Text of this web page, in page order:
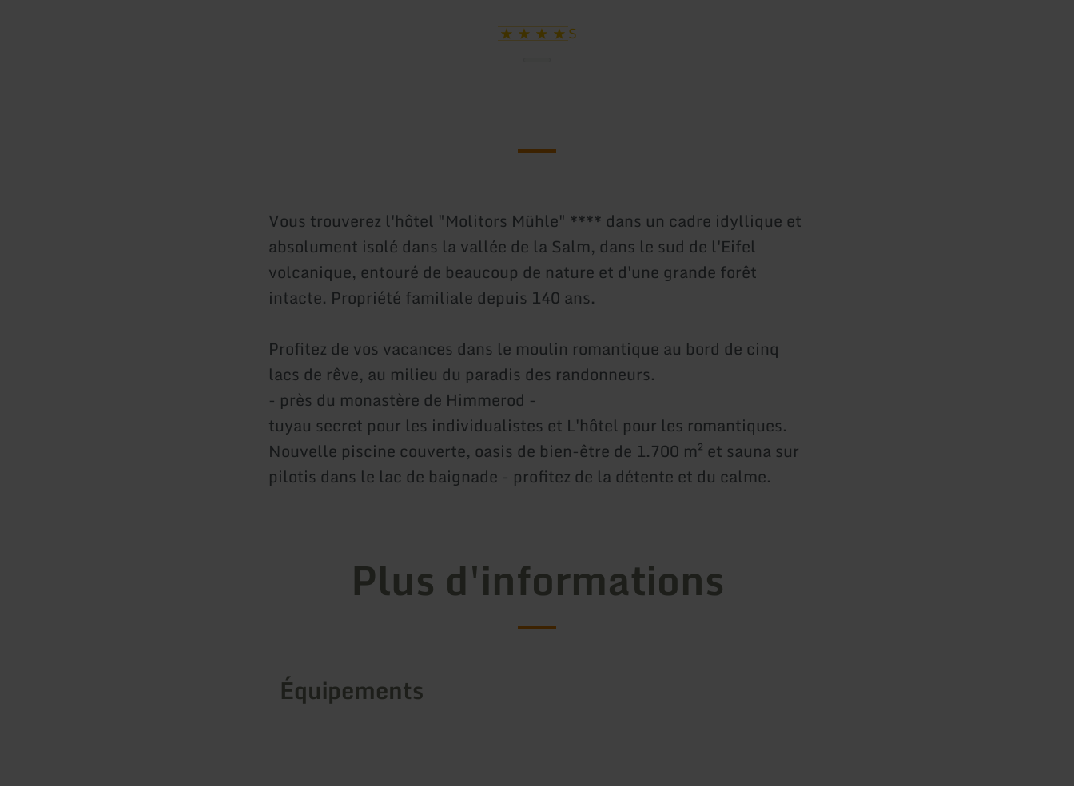
S
Vous trouverez l'hôtel "Molitors Mühle" **** dans un cadre idyllique et
absolument isolé dans la vallée de la Salm, dans le sud de l'Eifel
volcanique, entouré de beaucoup de nature et d'une grande forêt
intacte. Propriété familiale depuis 140 ans.
Profitez de vos vacances dans le moulin romantique au bord de cinq
lacs de rêve, au milieu du paradis des randonneurs.
- près du monastère de Himmerod -
tuyau secret pour les individualistes et L'hôtel pour les romantiques.
Nouvelle piscine couverte, oasis de bien-être de 1.700 m² et sauna sur
pilotis dans le lac de baignade - profitez de la détente et du calme.
Plus d'informations
Équipements